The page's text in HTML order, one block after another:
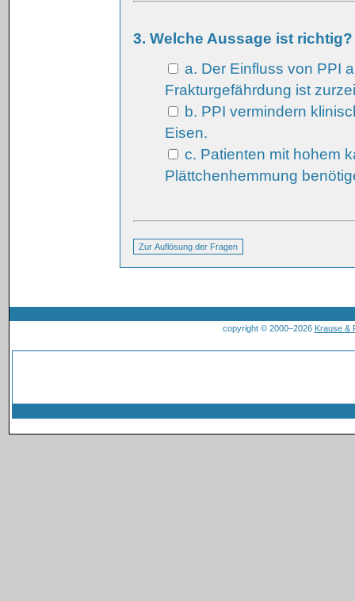
3. Welche Aussage ist richtig?
a. Der Einfluss von PPI
Frakturgefährdung ist
b. PPI vermindern
Eisen.
c. Patienten mit hohem
Plättchenhemmung
copyright © 2000–2026 Krause &